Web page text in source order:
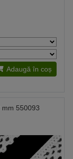
Adaugă în coș
550093